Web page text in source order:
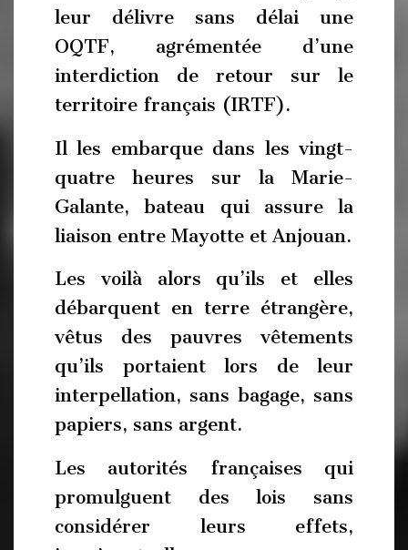
leur délivre sans délai une
OQTF, agrémentée d’une
interdiction de retour sur le
territoire français (IRTF).
Il les embarque dans les vingt-
quatre heures sur la Marie-
Galante, bateau qui assure la
liaison entre Mayotte et Anjouan.
Les voilà alors qu’ils et elles
débarquent en terre étrangère,
vêtus des pauvres vêtements
qu’ils portaient lors de leur
interpellation, sans bagage, sans
papiers, sans argent.
Les autorités françaises qui
promulguent des lois sans
considérer leurs effets,